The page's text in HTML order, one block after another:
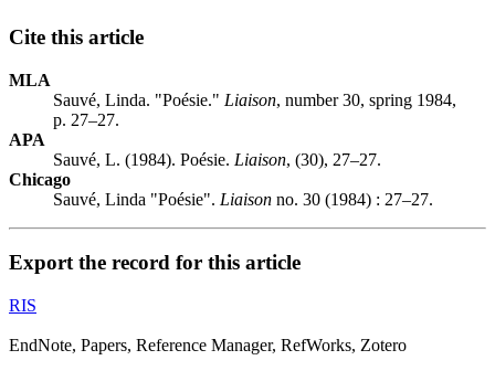
Cite this article
MLA
Sauvé, Linda. "Poésie." Liaison, number 30, spring 1984,
p. 27–27.
APA
Sauvé, L. (1984). Poésie. Liaison, (30), 27–27.
Chicago
Sauvé, Linda "Poésie". Liaison no. 30 (1984) : 27–27.
Export the record for this article
RIS
EndNote, Papers, Reference Manager, RefWorks, Zotero